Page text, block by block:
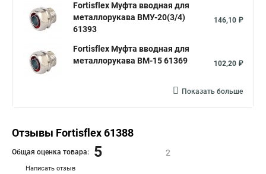
Fortisflex Муфта вводная для
металлорукава ВМУ-20(3/4)
61393
146,10 ₽
Fortisflex Муфта вводная для
металлорукава ВМ-15 61369
102,20 ₽
Показать больше
Отзывы Fortisflex 61388
Написать отзыв
Общая оценка товара: 5 2